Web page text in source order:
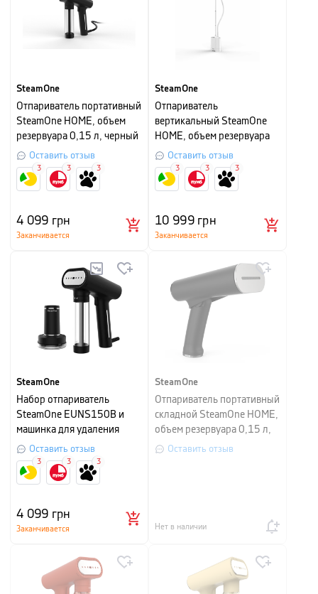
SteamOne
Отпариватель портативный
SteamOne HOME, объем
резервуара 0,15 л, черный
Оставить отзыв
4 099 грн
Заканчивается
3 3 3
SteamOne
Отпариватель
вертикальный SteamOne
HOME, объем резервуара
1,2 л, белый
Оставить отзыв
10 999грн
Заканчивается
3 3 3
SteamOne
Набор отпариватель
SteamOne EUNS150B и
машинка для удаления
катышков SteamOne RP10
Оставить отзыв
4 099 грн
Заканчивается
3 3 3
SteamOne
Отпариватель портативный
складной SteamOne HOME,
объем резервуара 0,15 л,
черный
Оставить отзыв
Нет в наличии